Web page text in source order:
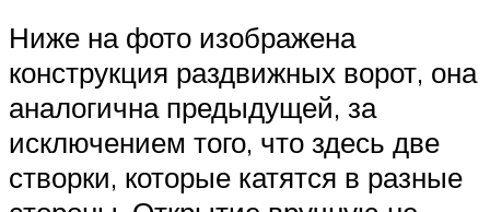
Ниже на фото изображена
конструкция раздвижных ворот, она
аналогична предыдущей, за
исключением того, что здесь две
створки, которые катятся в разные